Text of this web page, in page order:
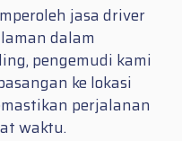
jasa driver
dalam
pengemudi kami
ke lokasi
perjalanan
waktu.